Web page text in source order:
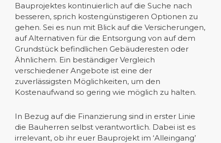
Bauprojektes kontinuierlich auf die Suche nach
besseren, sprich kostengünstigeren Optionen zu
gehen. Sei es nun mit Blick auf die Versicherungen,
auf Alternativen für die Entsorgung von auf dem
Grundstück befindlichen Gebäuderesten oder
Ähnlichem. Ein beständiger Vergleich
verschiedener Angebote ist eine der
zuverlässigsten Möglichkeiten, um den
Kostenaufwand so gering wie möglich zu halten.
In Bezug auf die Finanzierung sind in erster Linie
die Bauherren selbst verantwortlich. Dabei ist es
irrelevant, ob ihr euer Bauprojekt im ‘Alleingang’